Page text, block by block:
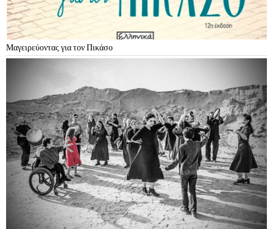
Μαγειρεύοντας για τον Πικάσο